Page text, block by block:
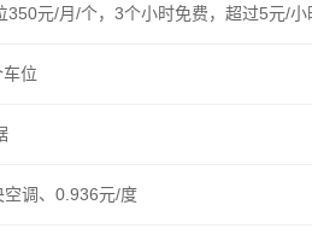
350元/月/个，3个小时免费，超过5元/小
位
空调、0.936元/度